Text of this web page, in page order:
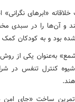
«ابرهای
و آن‌ها را در سبدی
بود و به کودکان کمک
به‌عنوان یکی از
کنترل تنفس در
تمرین ساخت «جای